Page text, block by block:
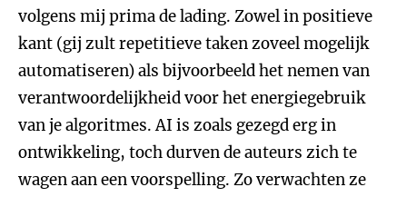
volgens mij prima de lading. Zowel in positieve
kant (gij zult repetitieve taken zoveel mogelijk
automatiseren) als bijvoorbeeld het nemen van
verantwoordelijkheid voor het energiegebruik
van je algoritmes. AI is zoals gezegd erg in
ontwikkeling, toch durven de auteurs zich te
wagen aan een voorspelling. Zo verwachten ze